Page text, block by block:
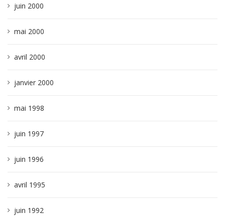
juin 2000
mai 2000
avril 2000
janvier 2000
mai 1998
juin 1997
juin 1996
avril 1995
juin 1992